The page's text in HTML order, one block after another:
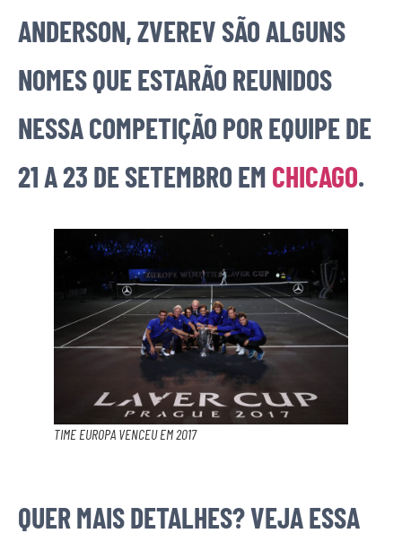
ANDERSON, ZVEREV SÃO ALGUNS
NOMES QUE ESTARÃO REUNIDOS
NESSA COMPETIÇÃO POR EQUIPE DE
21 A 23 DE SETEMBRO EM CHICAGO.
TIME EUROPA VENCEU EM 2017
QUER MAIS DETALHES? VEJA ESSA